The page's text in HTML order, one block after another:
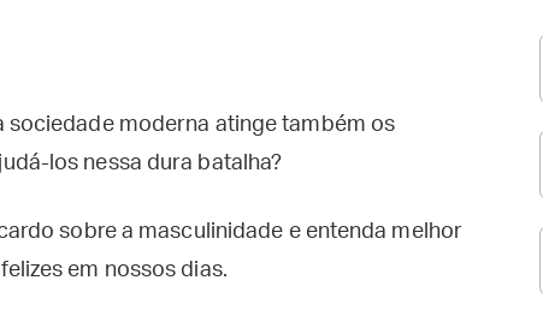
sociedade moderna atinge também os
los nessa dura batalha?
sobre a masculinidade e entenda melhor
em nossos dias.